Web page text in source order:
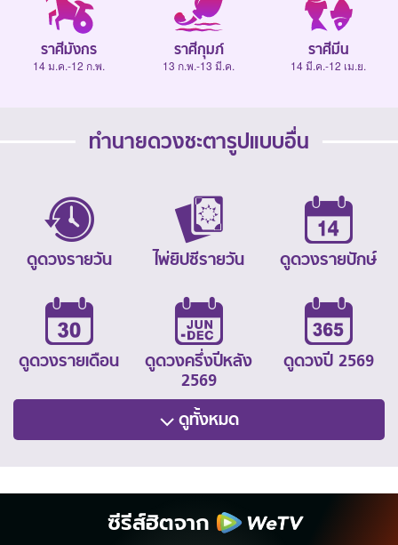
ราศีมังกร
14 ม.ค.-12 ก.พ.
ราศีกุมภ์
13 ก.พ.-13 มี.ค.
ราศีมีน
14 มี.ค.-12 เม.ย.
ทำนายดวงชะตารูปแบบอื่น
ดูดวงรายวัน ไพ่ยิปซีรายวัน ดูดวงรายปักษ์
ดูดวงรายเดือน
ดูดวงครึ่งปีหลัง
2569
ดูดวงปี 2569
ดูทั้งหมด
ซีรีส์ฮิตจาก